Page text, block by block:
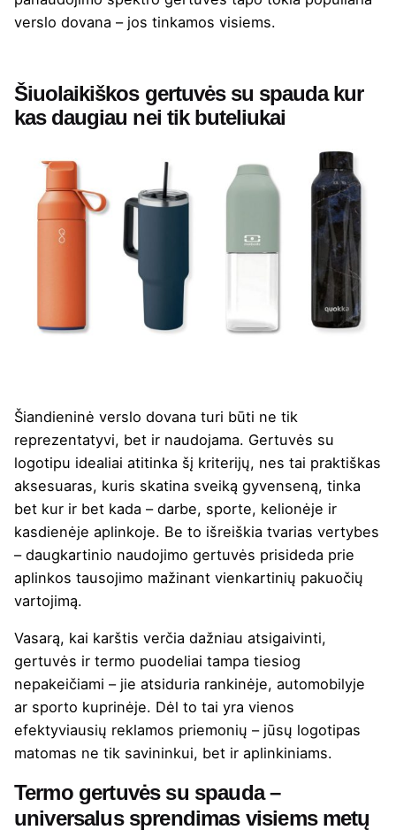
verslo dovana – jos tinkamos visiems.
Šiuolaikiškos gertuvės su spauda kur
kas daugiau nei tik buteliukai
Šiandieninė verslo dovana turi būti ne tik
reprezentatyvi, bet ir naudojama. Gertuvės su
logotipu idealiai atitinka šį kriterijų, nes tai praktiškas
aksesuaras, kuris skatina sveiką gyvenseną, tinka
bet kur ir bet kada – darbe, sporte, kelionėje ir
kasdienėje aplinkoje. Be to išreiškia tvarias vertybes
– daugkartinio naudojimo gertuvės prisideda prie
aplinkos tausojimo mažinant vienkartinių pakuočių
vartojimą.
Vasarą, kai karštis verčia dažniau atsigaivinti,
gertuvės ir termo puodeliai tampa tiesiog
nepakeičiami – jie atsiduria rankinėje, automobilyje
ar sporto kuprinėje. Dėl to tai yra vienos
efektyviausių reklamos priemonių – jūsų logotipas
matomas ne tik savininkui, bet ir aplinkiniams.
Termo gertuvės su spauda –
universalus sprendimas visiems metų